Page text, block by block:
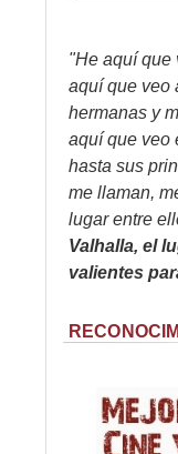
"He aquí que
aquí que veo
hermanas y
aquí que veo
hasta sus
me llaman,
lugar entre
Valhalla, el
valientes